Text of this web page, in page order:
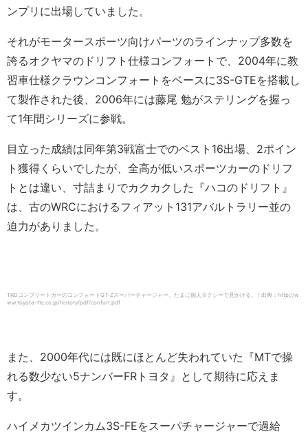
ンプリに出場していました。
それがモータースポーツ向けパーツのラインナップ多数を
誇るオクヤマのドリフト仕様コンフォートで、2004年に教
習車仕様クラウンコンフォートをベースに3S-GTEを搭載し
て製作された後、2006年には藤尾 勉がステリングを握っ
て1年間シリーズに参戦。
目立った成績は同年第3戦富士でのベスト16出場、2ポイン
ト獲得くらいでしたが、全高が低いスポーツカーのドリフ
トとは違い、寸詰まりでカクカクした『ハコのドリフト』
は、古のWRCにおけるフィアット131アバルトラリー並の
迫力がありました。
TRDコンプリートカーのコンフォートGT-Zスーパーチャージャー。たまに個人タクシーで見かける。 / 出典：http://w
ww.toyota-ttc.co.jp/history/pdf/confort.pdf
また、2000年代には既にほとんど失われていた『MTで操
れる数少ない5ナンバーFRトヨタ』として期待に応えま
す。
ハイメカツインカム3S-FEをスーパチャージャーで過給